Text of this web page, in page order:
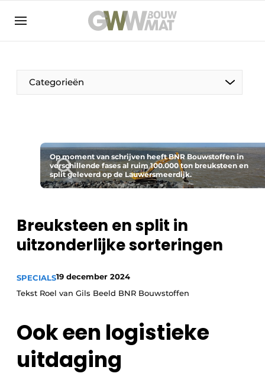
NL EN
Categorieën
De Pen
Vrouw in de bouw
Op moment van schrijven heeft BNR Bouwstoffen in
verschillende fases al ruim 100.000 ton breuksteen en
split geleverd op de Lauwersmeerdijk.
Breuksteen en split in
uitzonderlijke sorteringen
SPECIALS19 december 2024
Tekst Roel van Gils Beeld BNR Bouwstoffen
Ook een logistieke
uitdaging